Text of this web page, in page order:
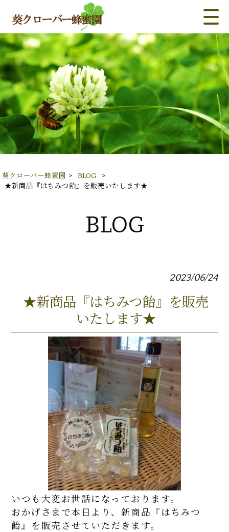
葵クローバー蜂蜜園 > BLOG
>
★新商品『はちみつ飴』を販売いたします★
BLOG
2023/06/24
★新商品『はちみつ飴』を販売
いたします★
いつも大変お世話になっております。
おかげさまで本日より、新商品『はちみつ
飴』を販売させていただきます。